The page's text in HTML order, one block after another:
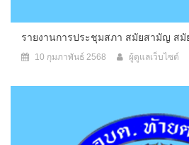
รายงานการประชุมสภา สมัยสามัญ สมั
10 กุมภาพันธ์ 2568 ผู้ดูแลเว็บไซต์